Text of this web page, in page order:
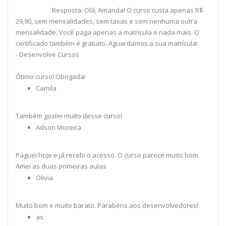
Resposta: Olá, Amanda! O curso custa apenas R$
29,90, sem mensalidades, sem taxas e sem nenhuma outra
mensalidade. Você paga apenas a matrícula e nada mais. O
certificado também é gratuito. Aguardamos a sua matrícula!
- Desenvolve Cursos
Ótimo curso! Obrigada!
Camila
Também gostei muito desse curso!
Adson Moreira
Paguei hoje e já recebi o acesso. O curso parece muito bom.
Amei as duas primeiras aulas
Olivia
Muito bom e muito barato. Parabéns aos desenvolvedores!
as